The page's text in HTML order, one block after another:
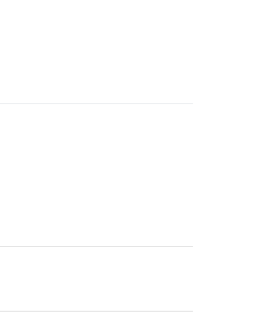
la livraison de l’œuvre originale.